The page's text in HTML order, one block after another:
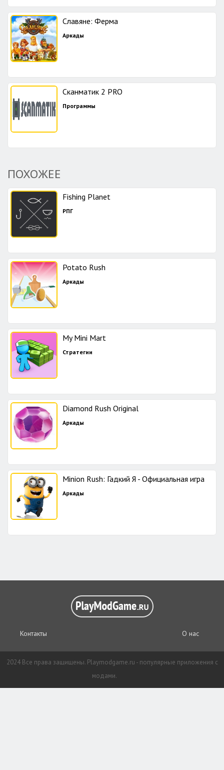
Славяне: Ферма
Аркады
Сканматик 2 PRO
Программы
ПОХОЖЕЕ
Fishing Planet
РПГ
Potato Rush
Аркады
My Mini Mart
Стратегии
Diamond Rush Original
Аркады
Minion Rush: Гадкий Я - Официальная игра
Аркады
Контакты О нас
2024 Все права защищены. Playmodgame.ru - популярные приложения с
модами.